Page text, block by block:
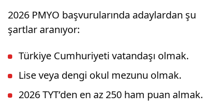
2026 PMYO başvurularında adaylardan şu
şartlar aranıyor:
Türkiye Cumhuriyeti vatandaşı olmak.
Lise veya dengi okul mezunu olmak.
2026 TYT’den en az 250 ham puan almak.